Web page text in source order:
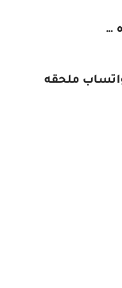
ملحقه